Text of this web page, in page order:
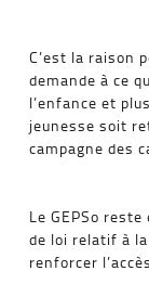
C’est la raison
demande à ce
l’enfance et
jeunesse soit
campagne des
Le GEPSo
de loi relatif à
renforcer